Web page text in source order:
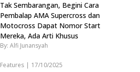
Tak Sembarangan, Begini Cara
Pembalap AMA Supercross dan
Motocross Dapat Nomor Start
Mereka, Ada Arti Khusus
By: Alfi Junansyah
Features | 17/10/2025